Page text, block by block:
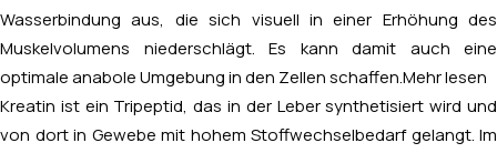
Wasserbindung aus, die sich visuell in einer Erhöhung des
Muskelvolumens niederschlägt. Es kann damit auch eine
optimale anabole Umgebung in den Zellen schaffen. Mehr lesen
Kreatin ist ein Tripeptid, das in der Leber synthetisiert wird und
von dort in Gewebe mit hohem Stoffwechselbedarf gelangt. Im